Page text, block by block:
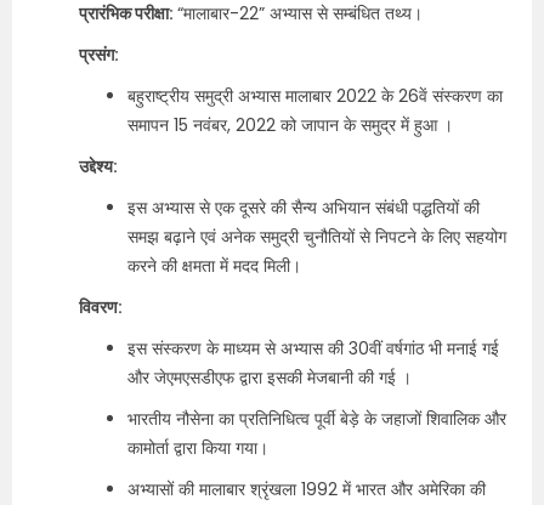
प्रारंभिक परीक्षा: “मालाबार-22” अभ्यास से सम्बंधित तथ्य।
प्रसंग:
बहुराष्ट्रीय समुद्री अभ्यास मालाबार 2022 के 26वें संस्करण का
समापन 15 नवंबर, 2022 को जापान के समुद्र में हुआ ।
उद्देश्य:
इस अभ्यास से एक दूसरे की सैन्य अभियान संबंधी पद्धतियों की
समझ बढ़ाने एवं अनेक समुद्री चुनौतियों से निपटने के लिए सहयोग
करने की क्षमता में मदद मिली।
विवरण:
इस संस्करण के माध्यम से अभ्यास की 30वीं वर्षगांठ भी मनाई गई
और जेएमएसडीएफ द्वारा इसकी मेजबानी की गई ।
भारतीय नौसेना का प्रतिनिधित्व पूर्वी बेड़े के जहाजों शिवालिक और
कामोर्ता द्वारा किया गया।
अभ्यासों की मालाबार श्रृंखला 1992 में भारत और अमेरिका की